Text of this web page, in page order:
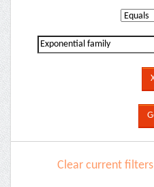
Clear current filters